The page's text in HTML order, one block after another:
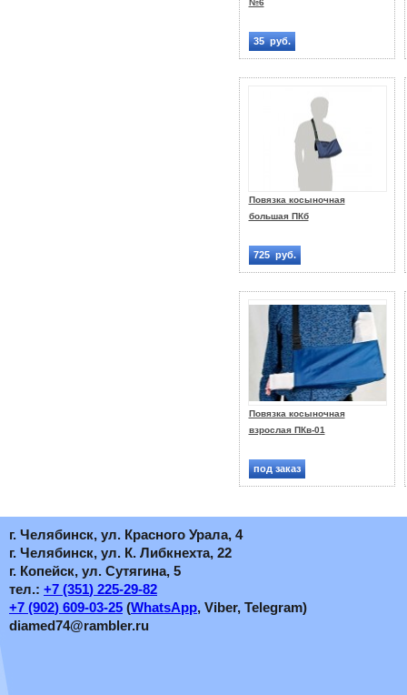
№6
35 руб.
Повязка косыночная
большая ПКб
725 руб.
Повязка косыночная
взрослая ПКв-01
под заказ
г. Челябинск, ул. Красного Урала, 4
г. Челябинск, ул. К. Либкнехта, 22
г. Копейск, ул. Сутягина, 5
тел.: +7 (351) 225-29-82
+7 (902) 609-03-25 (WhatsApp, Viber, Telegram)
diamed74@rambler.ru